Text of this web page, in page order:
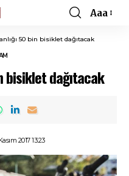
Font
Resizer
Aaa
50 bin bisiklet dağıtacak
bisiklet dağıtacak
2017 13:23